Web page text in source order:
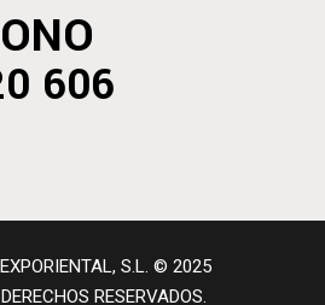
606
S.L. © 2025
RESERVADOS.